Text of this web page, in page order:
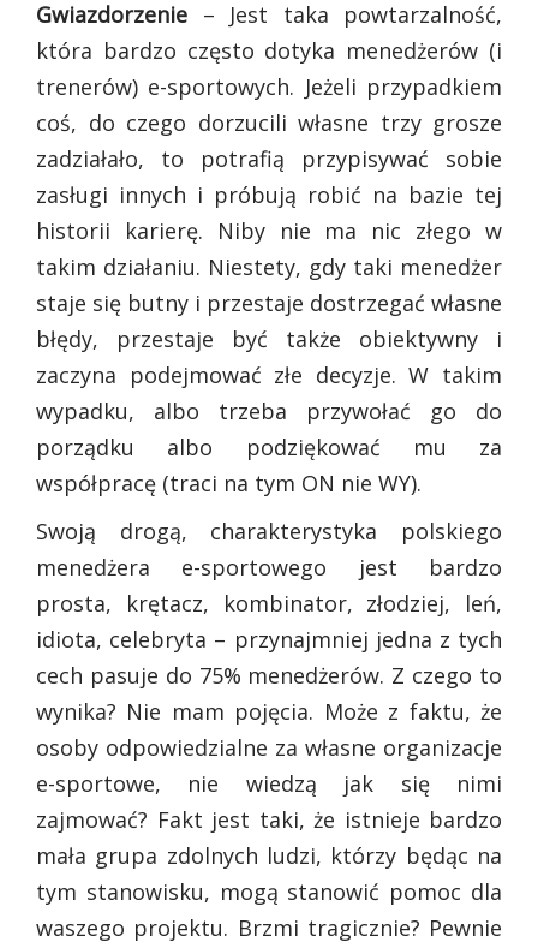
Gwiazdorzenie – Jest taka powtarzalność,
która bardzo często dotyka menedżerów (i
trenerów) e-sportowych. Jeżeli przypadkiem
coś, do czego dorzucili własne trzy grosze
zadziałało, to potrafią przypisywać sobie
zasługi innych i próbują robić na bazie tej
historii karierę. Niby nie ma nic złego w
takim działaniu. Niestety, gdy taki menedżer
staje się butny i przestaje dostrzegać własne
błędy, przestaje być także obiektywny i
zaczyna podejmować złe decyzje. W takim
wypadku, albo trzeba przywołać go do
porządku albo podziękować mu za
współpracę (traci na tym ON nie WY).
Swoją drogą, charakterystyka polskiego
menedżera e-sportowego jest bardzo
prosta, krętacz, kombinator, złodziej, leń,
idiota, celebryta – przynajmniej jedna z tych
cech pasuje do 75% menedżerów. Z czego to
wynika? Nie mam pojęcia. Może z faktu, że
osoby odpowiedzialne za własne organizacje
e-sportowe, nie wiedzą jak się nimi
zajmować? Fakt jest taki, że istnieje bardzo
mała grupa zdolnych ludzi, którzy będąc na
tym stanowisku, mogą stanowić pomoc dla
waszego projektu. Brzmi tragicznie? Pewnie